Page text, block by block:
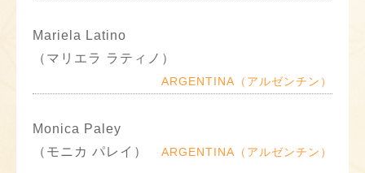
Mariela Latino
（マリエラ ラティノ）
ARGENTINA（アルゼンチン）
Monica Paley
（モニカ パレイ）
ARGENTINA（アルゼンチン）